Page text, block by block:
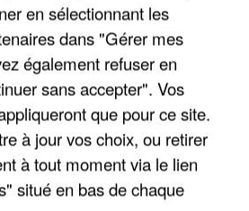
SUPPOSÉS DE LA DZ
EN ALGÉRIE
en sélectionnant les
dans "Gérer mes
également refuser en
sans accepter". Vos
que pour ce site.
à jour vos choix, ou retirer
à tout moment via le lien
situé en bas de chaque